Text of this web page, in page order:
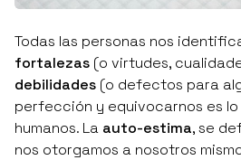
Todas las personas nos
fortalezas (o virtudes,
debilidades (o defectos para
perfección y equivocarnos es
humanos. La auto-estima, se
nos otorgamos a nosotros